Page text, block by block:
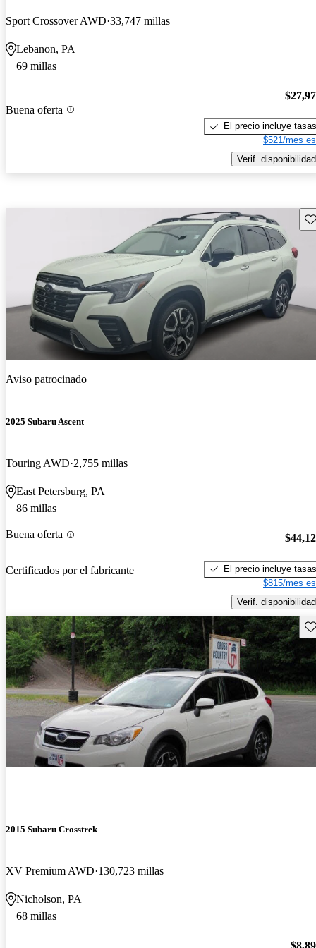
Sport Crossover AWD 33,747 millas
Lebanon, PA
69 millas
Buena oferta
El precio incluye tasas
$521/mes
Verif. disponibilidad
Aviso patrocinado
2025 Subaru Ascent
Touring AWD 2,755 millas
East Petersburg, PA
86 millas
Buena oferta
Certificados por el fabricante
El precio incluye tasas
$815/mes
Verif. disponibilidad
2015 Subaru Crosstrek
XV Premium AWD 130,723 millas
Nicholson, PA
68 millas